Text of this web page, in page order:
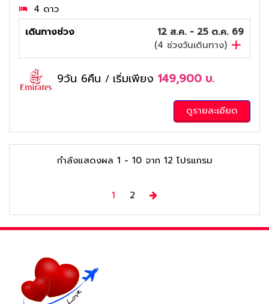
4 ดาว
เดินทางช่วง
12 ส.ค. - 25 ต.ค. 69
(4 ช่วงวันเดินทาง)
9วัน 6คืน / เริ่มเพียง 149,900 บ.
ดูรายละเอียด
กำลังแสดงผล 1 - 10จาก 12 โปรแกรม
1 2 Next